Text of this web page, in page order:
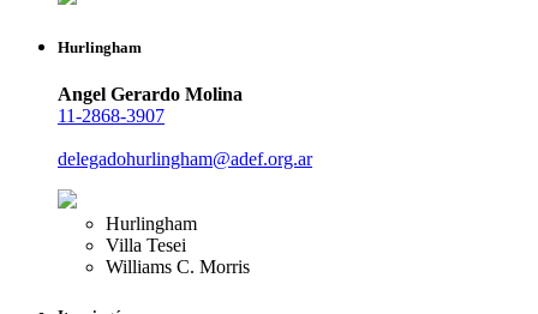
Hurlingham
Angel Gerardo Molina
11-2868-3907
delegadohurlingham@adef.org.ar
Hurlingham
Villa Tesei
Williams C. Morris